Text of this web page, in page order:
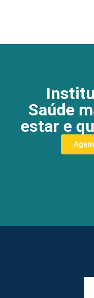
Saúde
estar e